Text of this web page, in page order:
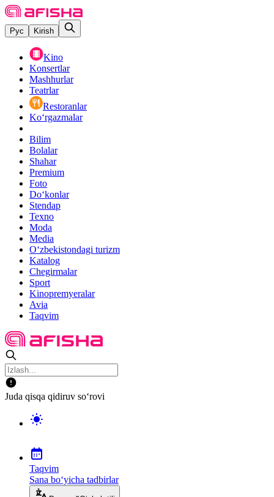
Рус Kirish
Kino
Konsertlar
Mashhurlar
Teatrlar
Restoranlar
Ko‘rgazmalar
Bilim
Bolalar
Shahar
Premium
Foto
Do‘konlar
Stendap
Texno
Moda
Media
O‘zbekistondagi turizm
Katalog
Chegirmalar
Sport
Kinopremyeralar
Avia
Taqvim
Juda qisqa qidiruv so‘rovi
Taqvim
Sana bo‘yicha tadbirlar